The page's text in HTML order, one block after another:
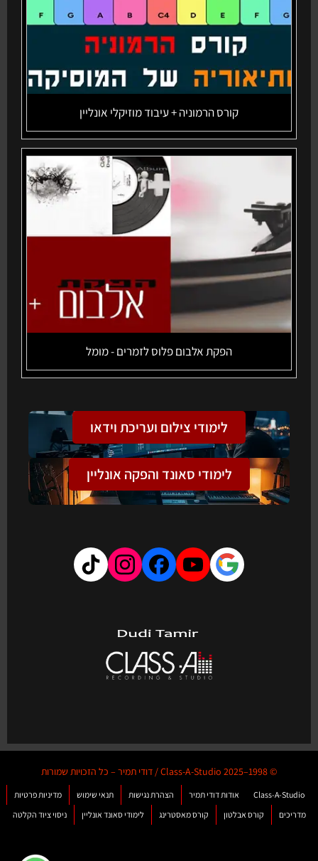
קורס הרמוניה + עיבוד מוזיקלי אונליין
הפקת אלבום פלוס לזמרים - מומל
לימודי צילום ועריכת וידאו
לימודי סאונד והפקה אונליין
© 1998–2025 Class-A-Studio / דודי תמיר – כל הזכויות שמורות
Class-A-Studio אודות דודי תמיר הצהרת נגישות תנאי שימוש
מדיניות פרטיות
מדריכים
קורס אבלטון קורס מאסטרינג לימודי סאונד אונליין ניסוי ציוד הקלטה